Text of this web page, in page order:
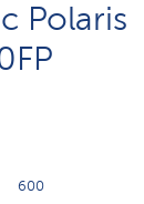
Polaris
600